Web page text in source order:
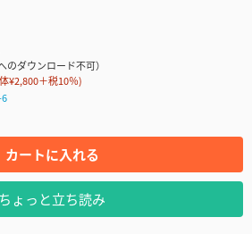
のダウンロード不可）
¥2,800＋税10％)
カートに入れる
ちょっと立ち読み